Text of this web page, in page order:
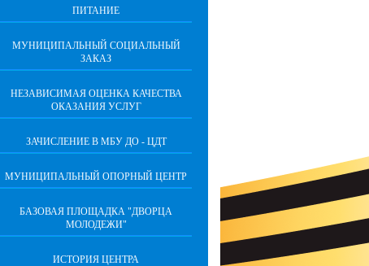
ПИТАНИЕ
МУНИЦИПАЛЬНЫЙ СОЦИАЛЬНЫЙ
ЗАКАЗ
НЕЗАВИСИМАЯ ОЦЕНКА КАЧЕСТВА
ОКАЗАНИЯ УСЛУГ
ЗАЧИСЛЕНИЕ В МБУ ДО - ЦДТ
МУНИЦИПАЛЬНЫЙ ОПОРНЫЙ ЦЕНТР
БАЗОВАЯ ПЛОЩАДКА "ДВОРЦА
МОЛОДЕЖИ"
ИСТОРИЯ ЦЕНТРА